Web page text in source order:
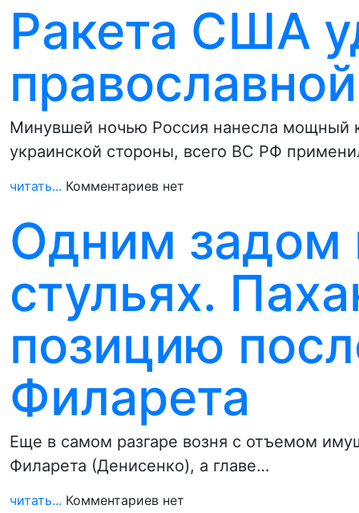
Ракета США
Минувшей ночью Россия нанесла мощный
украинской стороны, всего ВС РФ
читать... Комментариев нет
Одним задом
стульях.
позицию
Филарета
Еще в самом разгаре возня с отъемом
Филарета (Денисенко), а главе…
читать... Комментариев нет